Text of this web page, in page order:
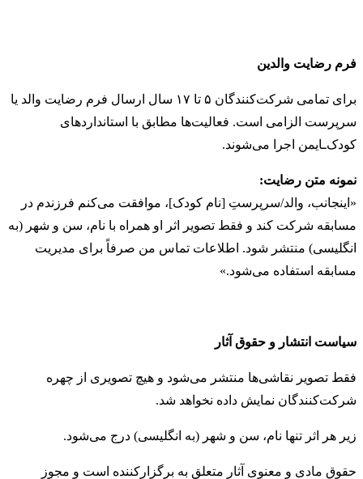
فرم رضایت والدین
برای تمامی شرکت‌کنندگان ۵ تا ۱۷ سال ارسال فرم رضایت والد یا
سرپرست الزامی است. فعالیت‌ها مطابق با استانداردهای
کودک‌ـایمن اجرا می‌شوند.
نمونه متن رضایت:
«اینجانب، والد/سرپرستِ [نام کودک]، موافقت می‌کنم فرزندم در
مسابقه شرکت کند و فقط تصویر اثر او همراه با نام، سن و شهر (به
انگلیسی) منتشر شود. اطلاعات تماس من صرفاً برای مدیریت
مسابقه استفاده می‌شود.»
سیاست انتشار و حقوق آثار
فقط تصویر نقاشی‌ها منتشر می‌شود و هیچ تصویری از چهره
شرکت‌کنندگان نمایش داده نخواهد شد.
زیر هر اثر تنها نام، سن و شهر (به انگلیسی) درج می‌شود.
حقوق مادی و معنوی آثار متعلق به برگزارکننده است و مجوز